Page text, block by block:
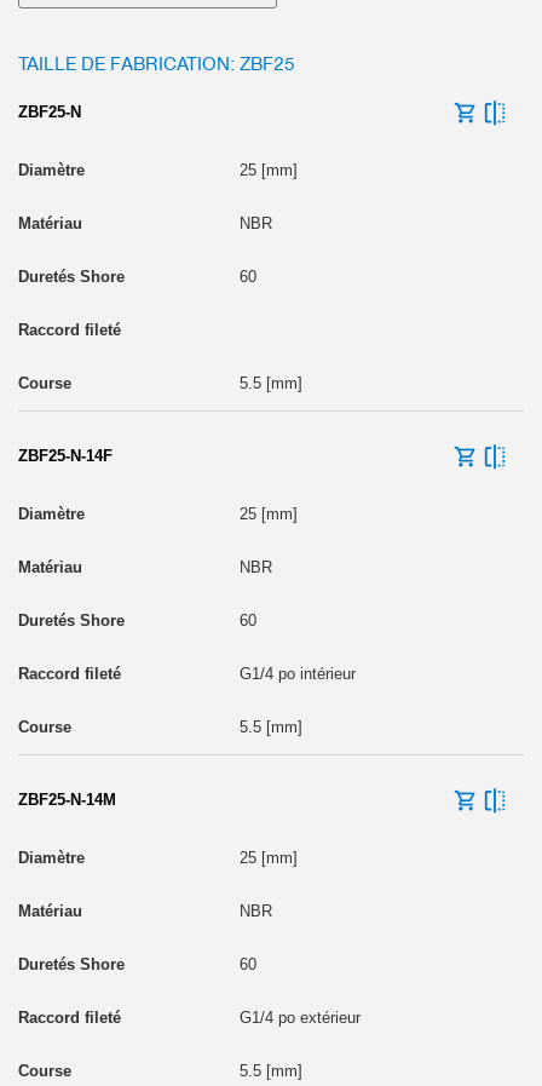
M10 extérieur
TAILLE DE FABRICATION: ZBF25
ZBF25-N
25 [mm]
NBR
60
5.5 [mm]
ZBF25-N-14F
25 [mm]
NBR
60
G1/4 po intérieur
5.5 [mm]
ZBF25-N-14M
25 [mm]
NBR
60
G1/4 po extérieur
5.5 [mm]